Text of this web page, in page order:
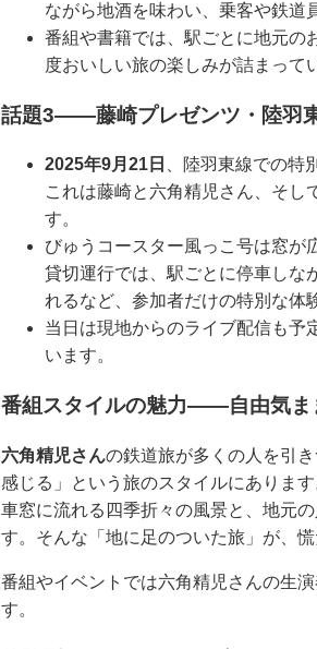
ながら地酒を味わい、乗客や鉄道
番組や書籍では、駅ごとに地元の
度おいしい旅の楽しみが詰まって
話題3――藤崎プレゼンツ・陸羽
2025年9月21日 、陸羽東線での特
これは藤崎と六角精児さん、そし
す。
びゅうコースター風っこ号は窓が
貸切運行では、駅ごとに停車しな
れるなど、参加者だけの特別な体
当日は現地からのライブ配信も予
います。
番組スタイルの魅力――自由気ま
六角精児さんの鉄道旅が多くの人を引
感じる」という旅のスタイルにあります
車窓に流れる四季折々の風景と、地元
す。そんな「地に足のついた旅」が、
番組やイベントでは六角精児さんの生
す。